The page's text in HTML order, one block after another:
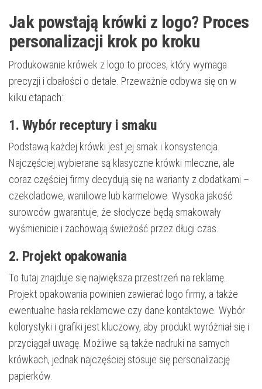
Jak powstają krówki z logo? Proces
personalizacji krok po kroku
Produkowanie krówek z logo to proces, który wymaga
precyzji i dbałości o detale. Przeważnie odbywa się on w
kilku etapach:
1. Wybór receptury i smaku
Podstawą każdej krówki jest jej smak i konsystencja.
Najczęściej wybierane są klasyczne krówki mleczne, ale
coraz częściej firmy decydują się na warianty z dodatkami –
czekoladowe, waniliowe lub karmelowe. Wysoka jakość
surowców gwarantuje, że słodycze będą smakowały
wyśmienicie i zachowają świeżość przez długi czas.
2. Projekt opakowania
To tutaj znajduje się największa przestrzeń na reklamę.
Projekt opakowania powinien zawierać logo firmy, a także
ewentualne hasła reklamowe czy dane kontaktowe. Wybór
kolorystyki i grafiki jest kluczowy, aby produkt wyróżniał się i
przyciągał uwagę. Możliwe są także nadruki na samych
krówkach, jednak najczęściej stosuje się personalizację
papierków.